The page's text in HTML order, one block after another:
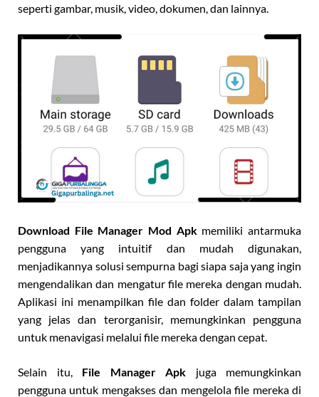
seperti gambar, musik, video, dokumen, dan lainnya.
Download File Manager Mod Apkmemiliki antarmuka
pengguna yang intuitif dan mudah digunakan,
menjadikannya solusi sempurna bagi siapa saja yang ingin
mengendalikan dan mengatur file mereka dengan mudah.
Aplikasi ini menampilkan file dan folder dalam tampilan
yang jelas dan terorganisir, memungkinkan pengguna
untuk menavigasi melalui file mereka dengan cepat.
Selain itu, File Manager Apk juga memungkinkan
pengguna untuk mengakses dan mengelola file mereka di